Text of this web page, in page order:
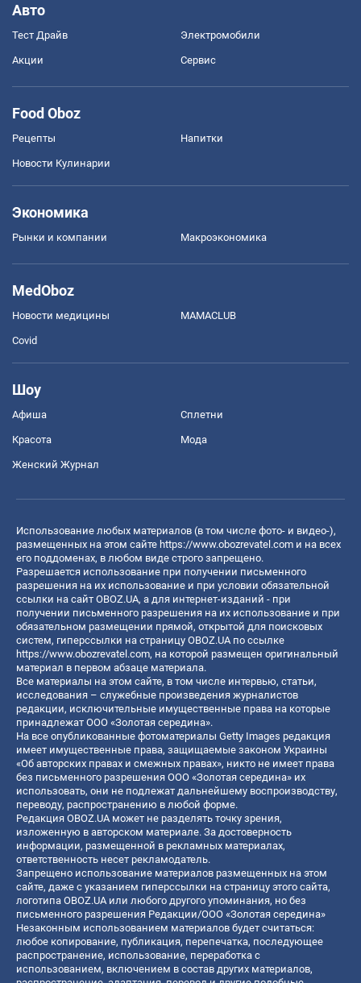
Авто
Тест Драйв Электромобили
Акции Сервис
Food Oboz
Рецепты Напитки
Новости Кулинарии
Экономика
Рынки и компании Mакроэкономика
MedOboz
Новости медицины MAMACLUB
Covid
Шоу
Афиша Сплетни
Красота Мода
Женский Журнал
Использование любых материалов (в том числе фото- и видео-),
размещенных на этом сайте https://www.obozrevatel.com и на всех
его поддоменах, в любом виде строго запрещено.
Разрешается использование при получении письменного
разрешения на их использование и при условии обязательной
ссылки на сайт OBOZ.UA, а для интернет-изданий - при
получении письменного разрешения на их использование и при
обязательном размещении прямой, открытой для поисковых
систем, гиперссылки на страницу OBOZ.UA по ссылке
https://www.obozrevatel.com, на которой размещен оригинальный
материал в первом абзаце материала.
Все материалы на этом сайте, в том числе интервью, статьи,
исследования – служебные произведения журналистов
редакции, исключительные имущественные права на которые
принадлежат ООО «Золотая середина».
На все опубликованные фотоматериалы Getty Images редакция
имеет имущественные права, защищаемые законом Украины
«Об авторских правах и смежных правах», никто не имеет права
без письменного разрешения ООО «Золотая середина» их
использовать, они не подлежат дальнейшему воспроизводству,
переводу, распространению в любой форме.
Редакция OBOZ.UA может не разделять точку зрения,
изложенную в авторском материале. За достоверность
информации, размещенной в рекламных материалах,
ответственность несет рекламодатель.
Запрещено использование материалов размещенных на этом
сайте, даже с указанием гиперссылки на страницу этого сайта,
логотипа OBOZ.UA или любого другого упоминания, но без
письменного разрешения Редакции/ООО «Золотая середина»
Незаконным использованием материалов будет считаться:
любое копирование, публикация, перепечатка, последующее
распространение, использование, переработка с
использованием, включением в состав других материалов,